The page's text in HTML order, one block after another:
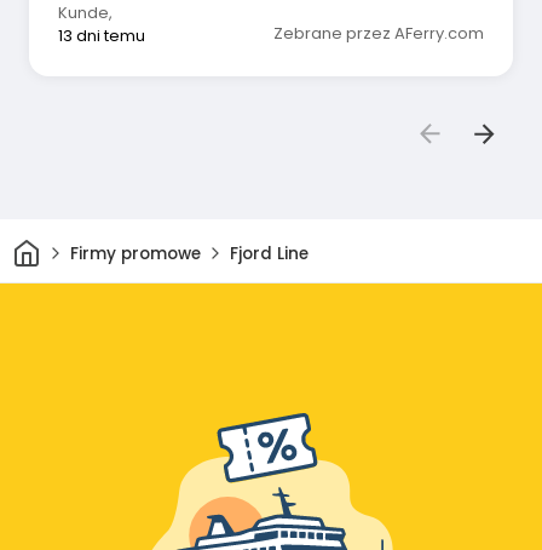
Kunde,
13 dni temu
Zebrane przez AFerry.com
DomFirmy promowe Fjord Line